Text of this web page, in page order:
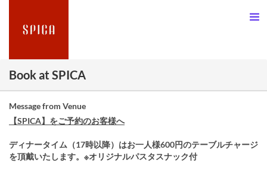
Book at SPICA
Message from Venue
【SPICA】をご予約のお客様へ
ディナータイム（17時以降）はお一人様600円のテーブルチャージ
を頂戴いたします。※オリジナルパスタスナック付